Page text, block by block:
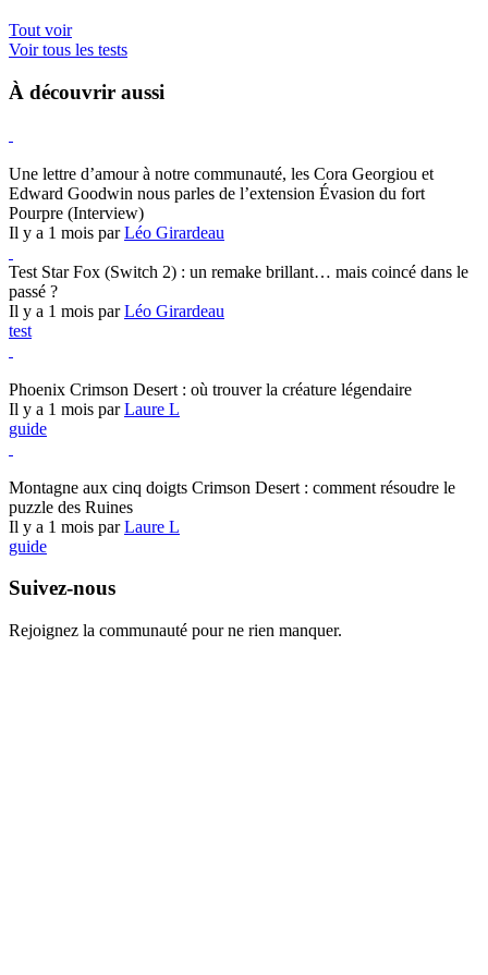
Tout voir
Voir tous les tests
À découvrir aussi
Une lettre d’amour à notre communauté, les Cora Georgiou et
Edward Goodwin nous parles de l’extension Évasion du fort
Pourpre (Interview)
Il y a 1 mois parLéo Girardeau
Test Star Fox (Switch 2) : un remake brillant… mais coincé dans le
passé ?
Il y a 1 mois parLéo Girardeau
test
Phoenix Crimson Desert : où trouver la créature légendaire
Il y a 1 mois parLaure L
guide
Montagne aux cinq doigts Crimson Desert : comment résoudre le
puzzle des Ruines
Il y a 1 mois parLaure L
guide
Suivez-nous
Rejoignez la communauté pour ne rien manquer.